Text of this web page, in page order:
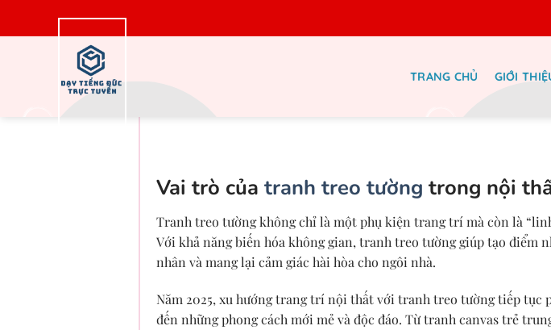
TRANG CHỦ GIỚI
Vai trò của tranh treo tường trong nội
Tranh treo tường không chỉ là một phụ kiện trang trí mà còn là
Với khả năng biến hóa không gian, tranh treo tường giúp tạo điểm
nhân và mang lại cảm giác hài hòa cho ngôi nhà.
Năm 2025, xu hướng trang trí nội thất với tranh treo tường tiếp tục
đến những phong cách mới mẻ và độc đáo. Từ tranh canvas trẻ